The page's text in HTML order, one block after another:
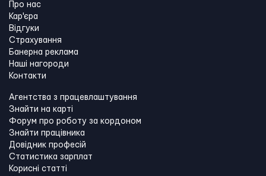
Про нас
Кар'єра
Відгуки
Страхування
Банерна реклама
Наші нагороди
Контакти
Агентства з працевлаштування
Знайти на карті
Форум про роботу за кордоном
Знайти працівника
Довідник професій
Статистика зарплат
Корисні статті